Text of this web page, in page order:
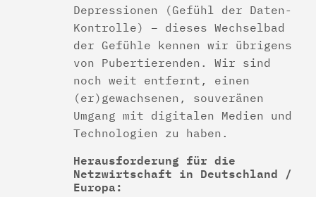
Depressionen (Gefühl der Daten-
Kontrolle) – dieses Wechselbad
der Gefühle kennen wir übrigens
von Pubertierenden. Wir sind
noch weit entfernt, einen
(er)gewachsenen, souveränen
Umgang mit digitalen Medien und
Technologien zu haben.
Herausforderung für die
Netzwirtschaft in Deutschland /
Europa: